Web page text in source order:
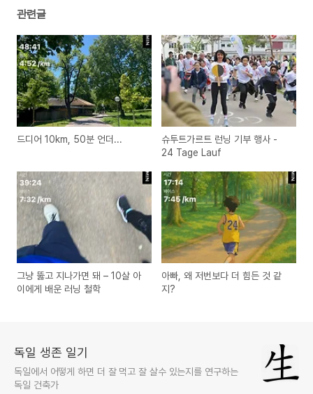
관련글
드디어 10km, 50분 언더...
슈투트가르트 런닝 기부 행사 -
24 Tage Lauf
그냥 뚫고 지나가면 돼 – 10살 아
이에게 배운 러닝 철학
아빠, 왜 저번보다 더 힘든 것 같
지?
독일 생존 일기
독일에서 어떻게 하면 더 잘 먹고 잘 살수 있는지를 연구하는
독일 건축가